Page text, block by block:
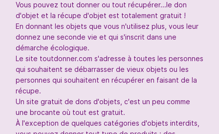
Vous pouvez tout donner ou tout récupérer...le don
d'objet et la récupe d'objet est totalement gratuit !
En donnant les objets que vous n'utilisez plus, vous leur
donnez une seconde vie et qui s'inscrit dans une
démarche écologique.
Le site toutdonner.com s'adresse à toutes les personnes
qui souhaitent se débarrasser de vieux objets ou les
personnes qui souhaitent en récupérer en faisant de la
récupe.
Un site gratuit de dons d'objets, c'est un peu comme
une brocante où tout est gratuit.
À l'exception de quelques catégories d'objets interdits,